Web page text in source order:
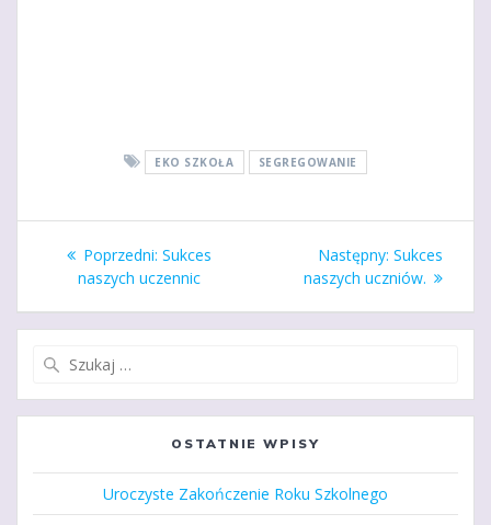
EKO SZKOŁA SEGREGOWANIE
Nawigacja
wpisu
Poprzedni: Poprzedni
wpis:
Sukces
naszych uczennic
Następny: Następny
wpis:
Sukces
naszych uczniów.
OSTATNIE WPISY
Uroczyste Zakończenie Roku Szkolnego